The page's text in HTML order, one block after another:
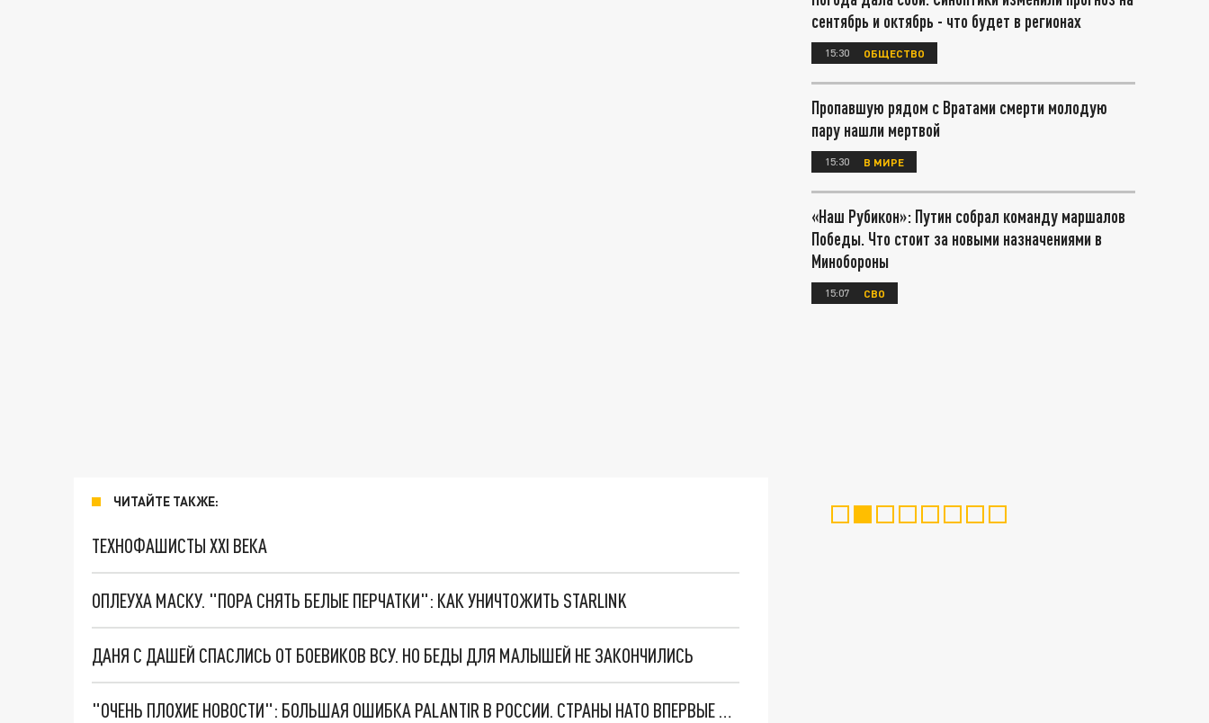
ЧИТАЙТЕ ТАКЖЕ:
ТЕХНОФАШИСТЫ XXI ВЕКА
ОПЛЕУХА МАСКУ. "ПОРА СНЯТЬ БЕЛЫЕ ПЕРЧАТКИ": КАК УНИЧТОЖИТЬ STARLINK
ДАНЯ С ДАШЕЙ СПАСЛИСЬ ОТ БОЕВИКОВ ВСУ. НО БЕДЫ ДЛЯ МАЛЫШЕЙ НЕ ЗАКОНЧИЛИСЬ
"ОЧЕНЬ ПЛОХИЕ НОВОСТИ": БОЛЬШАЯ ОШИБКА PALANTIR В РОССИИ. СТРАНЫ НАТО ВПЕРВЫЕ ЗА СВО ОСТАНОВИЛИ ПОСТАВКИ ОРУЖИЯ. ВСУ ТЕРЯЮТ ПРИГРАНИЧЬЕ?
сентябрь и октябрь - что будет в регионах
15:30 ОБЩЕСТВО
Пропавшую рядом с Вратами смерти молодую
пару нашли мертвой
15:30 В МИРЕ
«Наш Рубикон»: Путин собрал команду маршалов
Победы. Что стоит за новыми назначениями в
Минобороны
15:07 СВО